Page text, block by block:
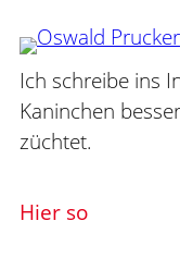
Ich schreibe ins
Kaninchen
züchtet.
Hier so